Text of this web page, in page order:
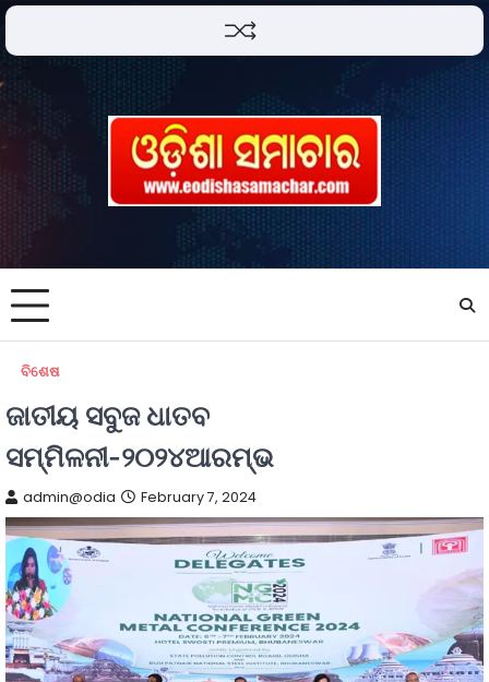
ବିଶେଷ
ଜାତୀୟ ସବୁଜ ଧାତବ
ସମ୍ମିଳନୀ-୨୦୨୪ଆରମ୍ଭ
admin@odia February 7, 2024